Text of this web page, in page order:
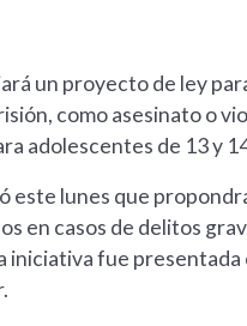
un proyecto de ley
como asesinato o
adolescentes de 13 y
este lunes que
en casos de delitos
iniciativa fue